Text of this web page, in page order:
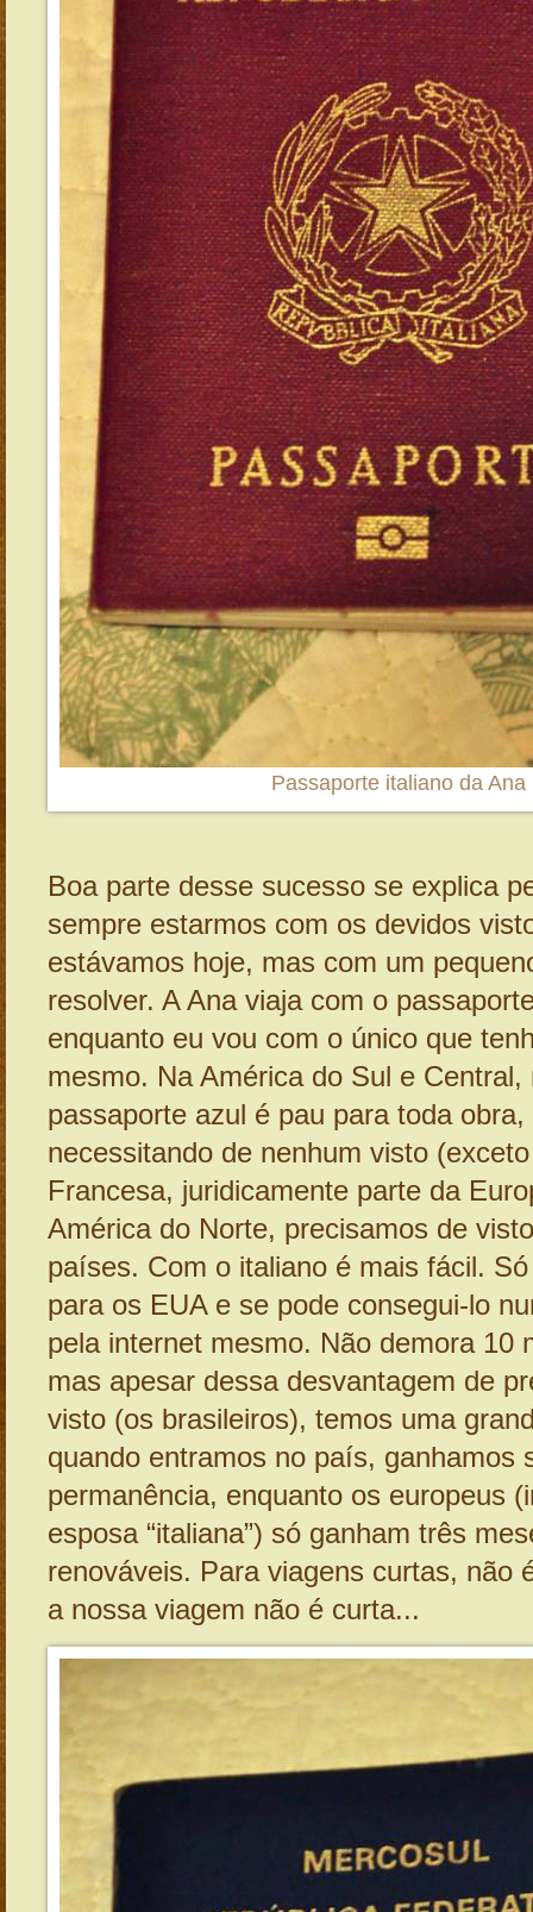
Passaporte italiano da Ana
Boa parte desse sucesso se explica
sempre estarmos com os devidos
estávamos hoje, mas com um
resolver. A Ana viaja com o
enquanto eu vou com o único que
mesmo. Na América do Sul e Central,
passaporte azul é pau para toda obra,
necessitando de nenhum visto
Francesa, juridicamente parte da
América do Norte, precisamos de
países. Com o italiano é mais fácil.
para os EUA e se pode consegui-lo
pela internet mesmo. Não demora 10
mas apesar dessa desvantagem de
visto (os brasileiros), temos uma
quando entramos no país, ganhamos
permanência, enquanto os europeus
esposa “italiana”) só ganham três
renováveis. Para viagens curtas, não
a nossa viagem não é curta...